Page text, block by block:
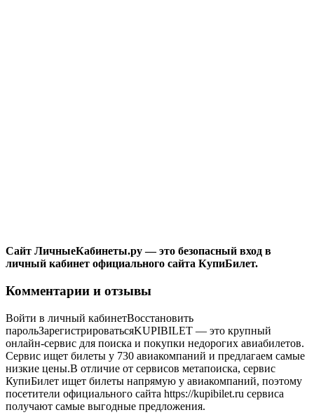
Сайт ЛичныеКабинеты.ру — это безопасный вход в
личный кабинет официального сайта КупиБилет.
Комментарии и отзывы
Войти в личный кабинетВосстановить
парольЗарегистрироватьсяKUPIBILET — это крупный
онлайн-сервис для поиска и покупки недорогих авиабилетов.
Сервис ищет билеты у 730 авиакомпаний и предлагаем самые
низкие цены.В отличие от сервисов метапоиска, сервис
КупиБилет ищет билеты напрямую у авиакомпаний, поэтому
посетители официального сайта https://kupibilet.ru сервиса
получают самые выгодные предложения.